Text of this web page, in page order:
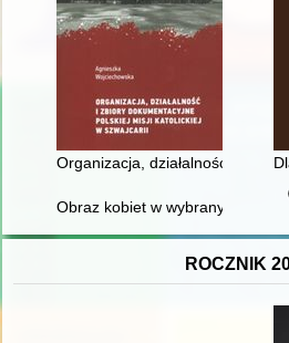
Organizacja, działalność i
Obraz kobiet w wybranych
ROCZNIK